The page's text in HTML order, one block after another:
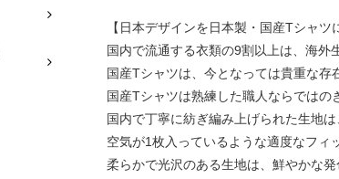
【日本デザインを日本製・国産Tシャツ
国内で流通する衣類の9割以上は、海外
国産Tシャツは、今となっては貴重な存
国産Tシャツは熟練した職人ならではの
国内で丁寧に紡ぎ編み上げられた生地
空気が1枚入っているような適度なフィ
柔らかで光沢のある生地は、鮮やかな